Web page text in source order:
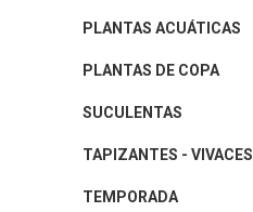
PLANTAS ACUÁTICAS
PLANTAS DE COPA
SUCULENTAS
TAPIZANTES - VIVACES
TEMPORADA